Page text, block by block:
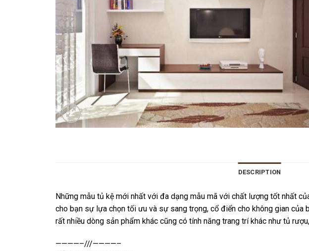
DESCRIPTION
Những mẫu tủ kệ mới nhất với đa dạng mẫu mã với chất lượng tốt nhất
cho bạn sự lựa chọn tối ưu và sự sang trọng, cổ điển cho không gian của
rất nhiều dòng sản phẩm khác cũng có tính năng trang trí khác như tủ
————–///————–